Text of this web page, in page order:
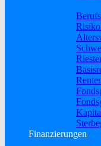
Finanzierungen